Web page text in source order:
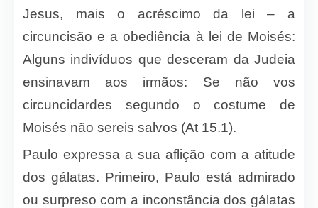
Jesus, mais o acréscimo da lei – a
circuncisão e a obediência à lei de Moisés:
Alguns indivíduos que desceram da Judeia
ensinavam aos irmãos: Se não vos
circuncidardes segundo o costume de
Moisés não sereis salvos (At 15.1).
Paulo expressa a sua aflição com a atitude
dos gálatas. Primeiro, Paulo está admirado
ou surpreso com a inconstância dos gálatas